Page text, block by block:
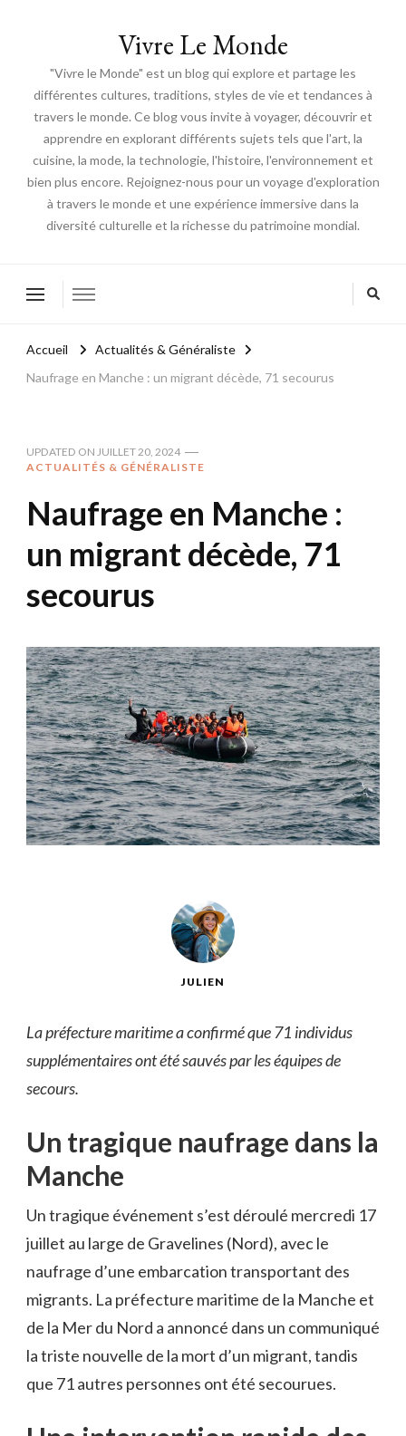
Vivre Le Monde
"Vivre le Monde" est un blog qui explore et partage les
différentes cultures, traditions, styles de vie et tendances à
travers le monde. Ce blog vous invite à voyager, découvrir et
apprendre en explorant différents sujets tels que l'art, la
cuisine, la mode, la technologie, l'histoire, l'environnement et
bien plus encore. Rejoignez-nous pour un voyage d'exploration
à travers le monde et une expérience immersive dans la
diversité culturelle et la richesse du patrimoine mondial.
Accueil
Actualités & Généraliste
Naufrage en Manche : un migrant décède, 71 secourus
UPDATED ON JUILLET 20, 2024
ACTUALITÉS & GÉNÉRALISTE
Naufrage en Manche :
un migrant décède, 71
secourus
JULIEN
La préfecture maritime a confirmé que 71 individus
supplémentaires ont été sauvés par les équipes de
secours.
Un tragique naufrage dans la
Manche
Un tragique événement s’est déroulé mercredi 17
juillet au large de Gravelines (Nord), avec le
naufrage d’une embarcation transportant des
migrants. La préfecture maritime de la Manche et
de la Mer du Nord a annoncé dans un communiqué
la triste nouvelle de la mort d’un migrant, tandis
que 71 autres personnes ont été secourues.